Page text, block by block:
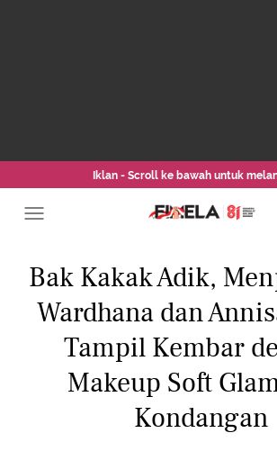
Iklan - Scroll ke bawah untuk
Bak Kakak Adik,
Wardhana dan
Tampil Kembar
Makeup Soft
Kondangan